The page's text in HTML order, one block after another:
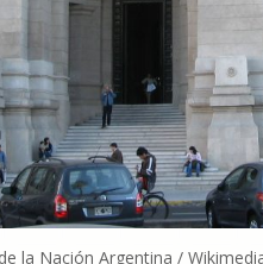
la Nación Argentina /